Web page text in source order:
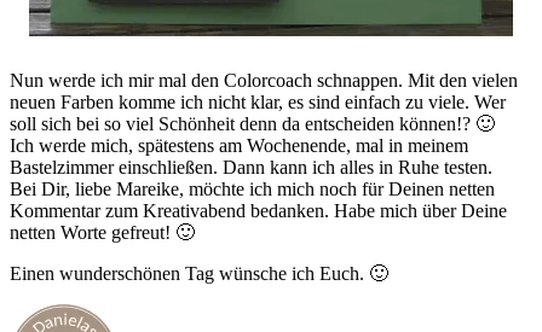
Nun werde ich mir mal den Colorcoach schnappen. Mit den vielen
neuen Farben komme ich nicht klar, es sind einfach zu viele. Wer
soll sich bei so viel Schönheit denn da entscheiden können!? 🙂
Ich werde mich, spätestens am Wochenende, mal in meinem
Bastelzimmer einschließen. Dann kann ich alles in Ruhe testen.
Bei Dir, liebe Mareike, möchte ich mich noch für Deinen netten
Kommentar zum Kreativabend bedanken. Habe mich über Deine
netten Worte gefreut! 🙂
Einen wunderschönen Tag wünsche ich Euch. 🙂